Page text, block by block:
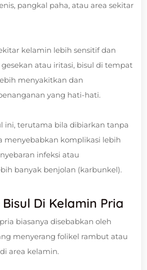
pangkal paha, atau area sekitar
kelamin lebih sensitif dan
atau iritasi, bisul di tempat
menyakitkan dan
yang hati-hati.
ini, terutama bila dibiarkan tanpa
menyebabkan komplikasi lebih
infeksi atau
banyak benjolan (karbunkel).
Di Kelamin Pria
biasanya disebabkan oleh
menyerang folikel rambut atau
area kelamin.